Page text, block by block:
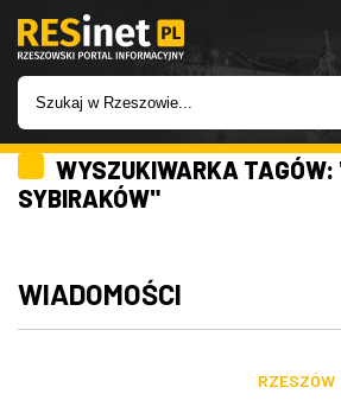
WIADOMOŚCI
IMPREZY
WYSZUKIWARKA TAGÓW:
SYBIRAKÓW"
WIADOMOŚCI
RZESZÓW